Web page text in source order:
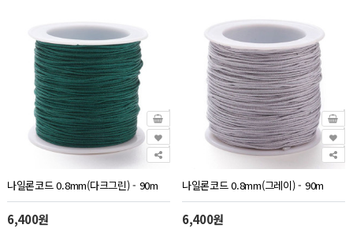
나일론코드 0.8mm(다크그린) - 90m
6,400원
나일론코드 0.8mm(그레이) - 90m
6,400원